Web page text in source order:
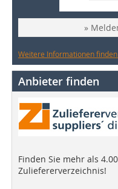
»
Weitere Informationen
Anbieter finden
Finden Sie mehr als
Zuliefererverzeichnis!